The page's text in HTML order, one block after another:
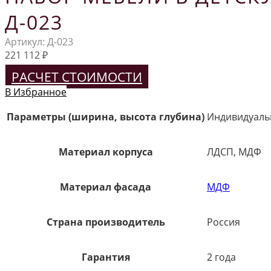
Д-023
Артикул: Д-023
221 112₽
РАСЧЕТ СТОИМОСТИ
В Избранное
Параметры (ширина, высота глубина)
Материал корпуса ЛДСП, МДФ
Материал фасада МДФ
Страна производитель Россия
Гарантия 2 года